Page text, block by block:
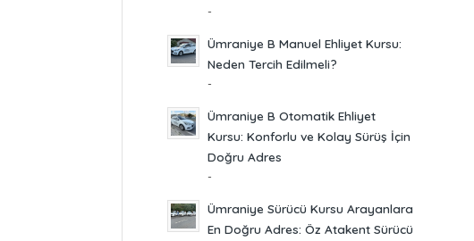
-
Ümraniye B Manuel Ehliyet Kursu:
Neden Tercih Edilmeli?
-
Ümraniye B Otomatik Ehliyet
Kursu: Konforlu ve Kolay Sürüş İçin
Doğru Adres
-
Ümraniye Sürücü Kursu Arayanlara
En Doğru Adres: Öz Atakent Sürücü